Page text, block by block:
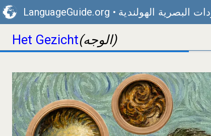
LanguageGuide.org • البصرية الهولندية
Het Gezicht (الوجه)